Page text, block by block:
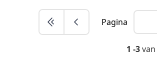
Pagina
1 -3van